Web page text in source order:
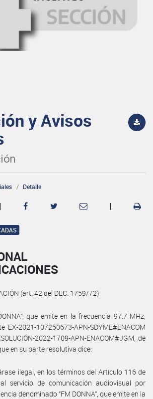
y Avisos
Detalle
| |
(art. 42 del DEC. 1759/72)
que emite en la frecuencia 97.7 MHz,
EX-2021-107250673-APN-SDYME#ENACOM
2022-1709-APN-ENACOM#JGM, de
en su parte resolutiva dice:
ilegal, en los términos del Artículo 116 de
servicio de comunicación audiovisual por
denominado “FM DONNA”, que emite en la